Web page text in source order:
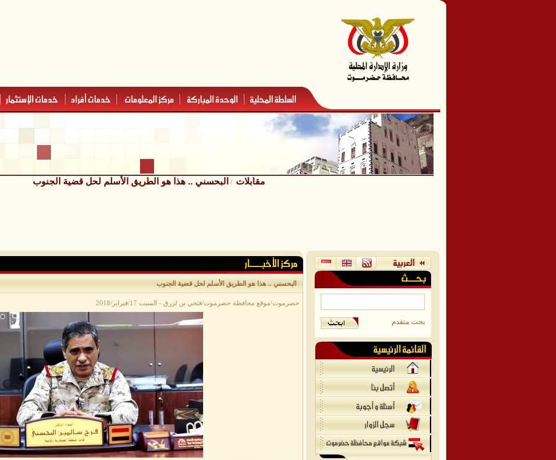
مقابلات / البحسني .. هذا هو الطريق الأسلم لحل قضية الجنوب
البحسني .. هذا هو الطريق الأسلم لحل قضية الجنوب
حضرموت/موقع محافظة حضرموت/فتحي بن لزرق - السبت 17/فبراير/2018
بحث متقدم